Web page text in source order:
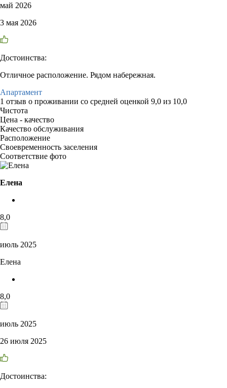
май 2026
3 мая 2026
Достоинства:
Отличное расположение. Рядом набережная.
Апартамент
1 отзыв о проживании со средней оценкой 9,0 из 10,0
Чистота
Цена - качество
Качество обслуживания
Расположение
Своевременность заселения
Соответствие фото
Елена
8,0
июль 2025
Елена
8,0
июль 2025
26 июля 2025
Достоинства: